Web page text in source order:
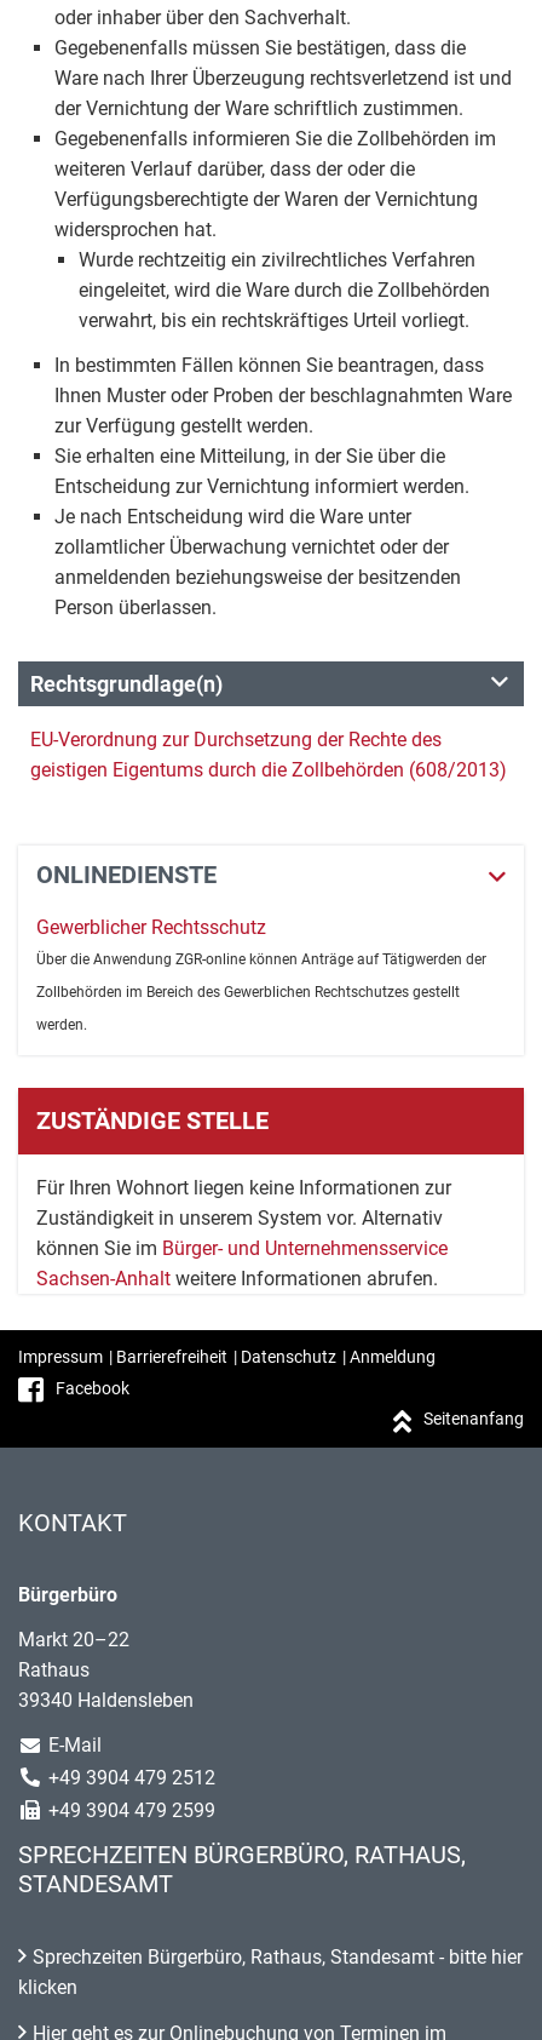
oder inhaber über den Sachverhalt.
Gegebenenfalls müssen Sie bestätigen, dass die
Ware nach Ihrer Überzeugung rechtsverletzend ist und
der Vernichtung der Ware schriftlich zustimmen.
Gegebenenfalls informieren Sie die Zollbehörden im
weiteren Verlauf darüber, dass der oder die
Verfügungsberechtigte der Waren der Vernichtung
widersprochen hat.
Wurde rechtzeitig ein zivilrechtliches Verfahren
eingeleitet, wird die Ware durch die Zollbehörden
verwahrt, bis ein rechtskräftiges Urteil vorliegt.
In bestimmten Fällen können Sie beantragen, dass
Ihnen Muster oder Proben der beschlagnahmten Ware
zur Verfügung gestellt werden.
Sie erhalten eine Mitteilung, in der Sie über die
Entscheidung zur Vernichtung informiert werden.
Je nach Entscheidung wird die Ware unter
zollamtlicher Überwachung vernichtet oder der
anmeldenden beziehungsweise der besitzenden
Person überlassen.
Rechtsgrundlage(n)
EU-Verordnung zur Durchsetzung der Rechte des
geistigen Eigentums durch die Zollbehörden (608/2013)
ONLINEDIENSTE
Gewerblicher Rechtsschutz
Über die Anwendung ZGR-online können Anträge auf Tätigwerden der
Zollbehörden im Bereich des Gewerblichen Rechtschutzes gestellt
werden.
ZUSTÄNDIGE STELLE
Für Ihren Wohnort liegen keine Informationen zur
Zuständigkeit in unserem System vor. Alternativ
können Sie im Bürger- und Unternehmensservice
Sachsen-Anhalt weitere Informationen abrufen.
Impressum | Barrierefreiheit | Datenschutz |Anmeldung
Facebook
Seitenanfang
KONTAKT
Bürgerbüro
Markt 20–22
Rathaus
39340 Haldensleben
E-Mail
+49 3904 479 2512
+49 3904 479 2599
SPRECHZEITEN BÜRGERBÜRO, RATHAUS,
STANDESAMT
Sprechzeiten Bürgerbüro, Rathaus, Standesamt - bitte hier
klicken
Hier geht es zur Onlinebuchung von Terminen im